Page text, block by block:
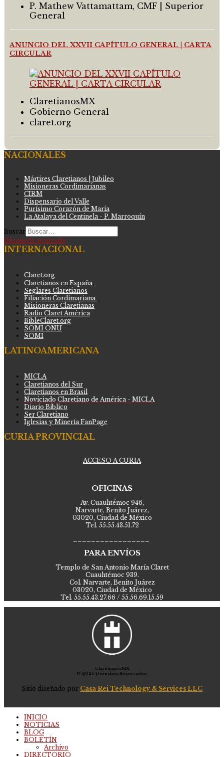
P. Mathew Vattamattam, CMF | Superior
General
ANUNCIO DEL XXVII CAPÍTULO GENERAL | CARTA
CIRCULAR
ClaretianosMX
Gobierno General
claret.org
NACIONALES
Mártires Claretianos | Jubileo
Misioneras Cordimarianas
CIRM
Dispensario del Valle
Purísimo Corazón de María
La Atalaya del Centinela - P. Marroquín
Buscar
Búsqueda avanzada
INTERNACIONAL
Claret.org
Claretianos en España
Seglares Claretianos
Filiación Cordimariana
Misioneras Claretianas
Radio Claret América
BibleClaret.org
SOMI ONU
SOMI
LATINOAMERICANA
MICLA
Claretianos del Sur
Claretianos en Brasil
Noviciado Claretiano de América - MICLA
Diario Bíblico
Ser Claretiano
Iglesias y Minería FanPage
CURIA PROVINCIAL
ACCESO A CURIA
OFICINAS
Av. Cuauhtémoc 946,
Narvarte, Benito Juárez,
03020, Ciudad de México
Tel. 55.55.43.51.72
PARA ENVÍOS
Templo de San Antonio María Claret
Cuauhtémoc 939.
Col. Narvarte, Benito Juárez
03020, Ciudad de México
Tel. 55.55.43.27.66 / 55.56.69.15.59
ClaretianosMX
© 2026 Derechos Reservados.
Sitio diseñado por Casa Rei Technology & Services LLC
INICIO
NOTICIAS
BLOG
BOLETÍN
Archivo
DIRECTORIO